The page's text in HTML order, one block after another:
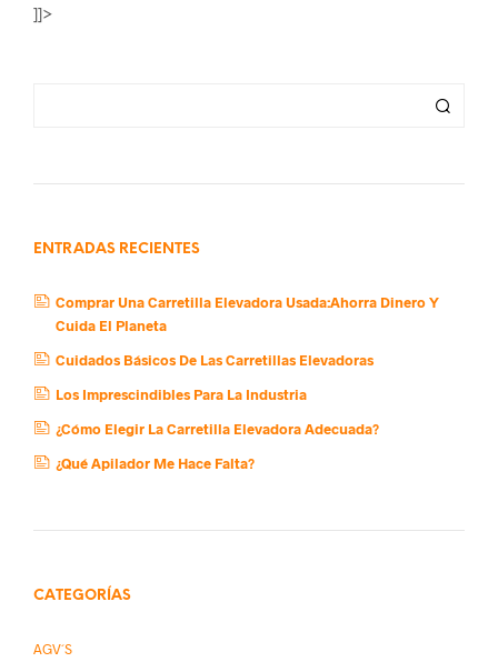
]]>
ENTRADAS RECIENTES
Comprar Una Carretilla Elevadora Usada:Ahorra Dinero Y
Cuida El Planeta
Cuidados Básicos De Las Carretillas Elevadoras
Los Imprescindibles Para La Industria
¿Cómo Elegir La Carretilla Elevadora Adecuada?
¿Qué Apilador Me Hace Falta?
CATEGORÍAS
AGV´s